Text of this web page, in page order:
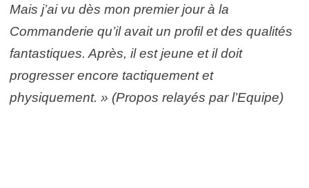
Mais j’ai vu dès mon premier jour à la
Commanderie qu’il avait un profil et des qualités
fantastiques. Après, il est jeune et il doit
progresser encore tactiquement et
physiquement. » (Propos relayés par l’Equipe)